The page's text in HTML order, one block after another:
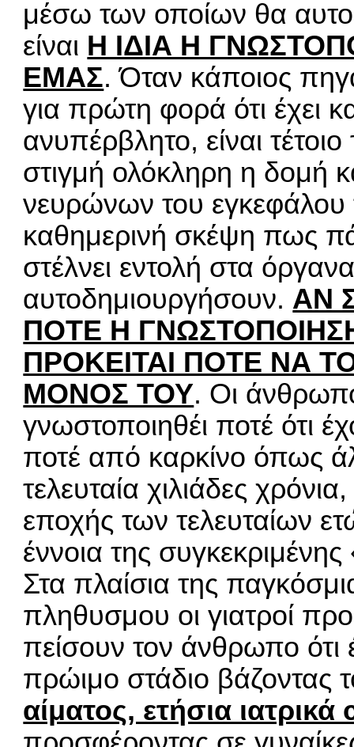
μέσω των οποίων θα
είναι Η ΙΔΙΑ Η
ΕΜΑΣ. Όταν κάποιος
για πρώτη φορά ότι έχει
ανυπέρβλητο, είναι
στιγμή ολόκληρη η δομή
νευρώνων του
καθημερινή σκέψη πως
στέλνει εντολή στα
αυτοδημιουργήσουν. ΑΝ
ΠΟΤΕ Η
ΠΡΟΚΕΙΤΑΙ ΠΟΤΕ ΝΑ
ΜΟΝΟΣ ΤΟΥ. Οι
γνωστοποιηθέι ποτέ ότι
ποτέ από καρκίνο όπως
τελευταία χιλιάδες
εποχής των τελευταίων
έννοια της
Στα πλαίσια της
πληθυσμου οι γιατροί
πείσουν τον άνθρωπο ότι
πρώιμο στάδιο βάζοντας
αίματος, ετήσια